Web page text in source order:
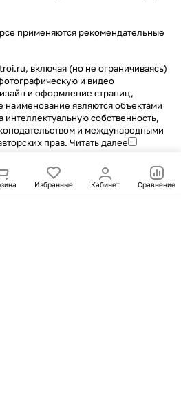
Избранные Кабинет Сравнение
применяются рекомендательные
включая (но не ограничиваясь)
и видео
и оформление страниц,
являются объектами
интеллектуальную собственность,
и международными
прав. Читать далее